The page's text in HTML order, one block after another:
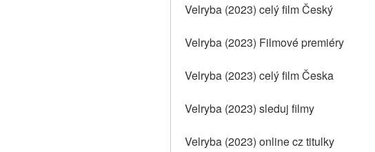
Velryba (2023) celý film Český
Velryba (2023) Filmové premiéry
Velryba (2023) celý film Česka
Velryba (2023) sleduj filmy
Velryba (2023) online cz titulky